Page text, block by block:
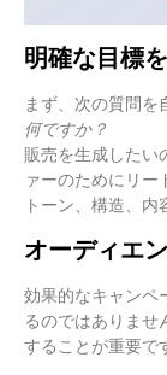
明確な目標
まず、次の質問を
何ですか？
販売を生成したい
ァーのためにリ
トーン、構造、内
オーディエ
効果的なキャンペ
るのではありま
することが重要で